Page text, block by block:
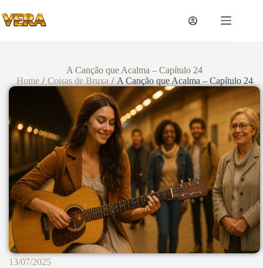
A Canção que Acalma – Capítulo 24
Home / Coisas de Bruxa / A Canção que Acalma – Capítulo 24
13/07/2025